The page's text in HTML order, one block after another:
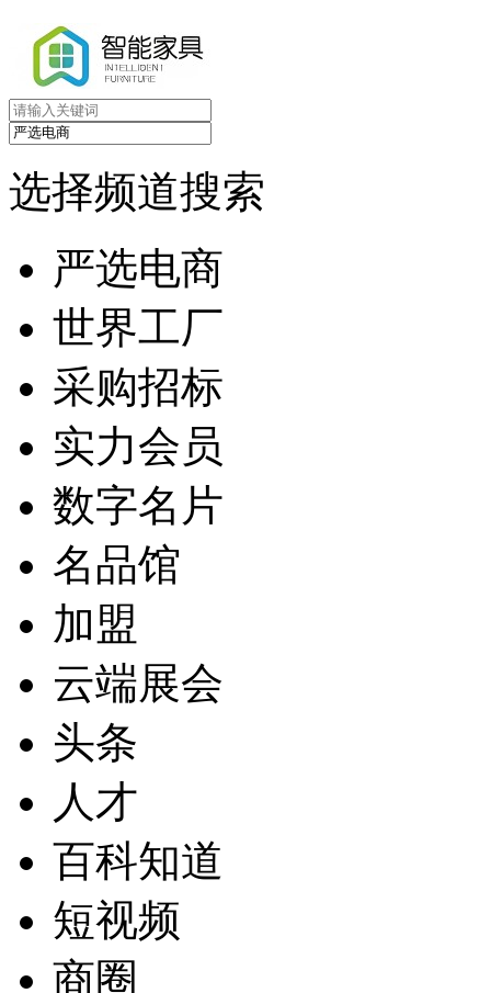
选择频道搜索
严选电商
世界工厂
采购招标
实力会员
数字名片
名品馆
加盟
云端展会
头条
人才
百科知道
短视频
商圈